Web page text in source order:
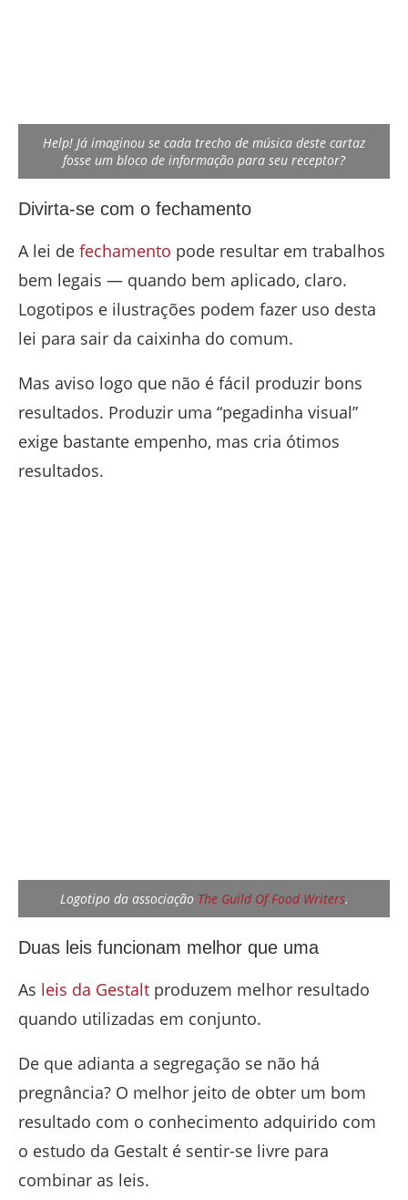
Help! Já imaginou se cada trecho de música deste cartaz
fosse um bloco de informação para seu receptor?
Divirta-se com o fechamento
A lei de fechamento pode resultar em trabalhos
bem legais — quando bem aplicado, claro.
Logotipos e ilustrações podem fazer uso desta
lei para sair da caixinha do comum.
Mas aviso logo que não é fácil produzir bons
resultados. Produzir uma “pegadinha visual”
exige bastante empenho, mas cria ótimos
resultados.
Logotipo da associação The Guild Of Food Writers.
Duas leis funcionam melhor que uma
As leis da Gestalt produzem melhor resultado
quando utilizadas em conjunto.
De que adianta a segregação se não há
pregnância? O melhor jeito de obter um bom
resultado com o conhecimento adquirido com
o estudo da Gestalt é sentir-se livre para
combinar as leis.